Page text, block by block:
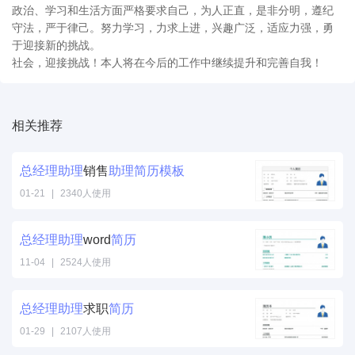
政治、学习和生活方面严格要求自己，为人正直，是非分明，遵纪
守法，严于律己。努力学习，力求上进，兴趣广泛，适应力强，勇
于迎接新的挑战。
社会，迎接挑战！本人将在今后的工作中继续提升和完善自我！
相关推荐
总经理助理销售 助理简历模板
01-21 2340人使用
总经理助理word简历
11-04 2524人使用
总经理助理求职简历
01-29 2107人使用